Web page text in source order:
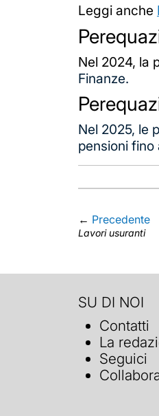
Leggi anche
Nel 2024, la
Finanze.
Nel 2025, le
pensioni
← Precedente
Lavori usuranti
SU DI NOI
Contatti
La
Seguici